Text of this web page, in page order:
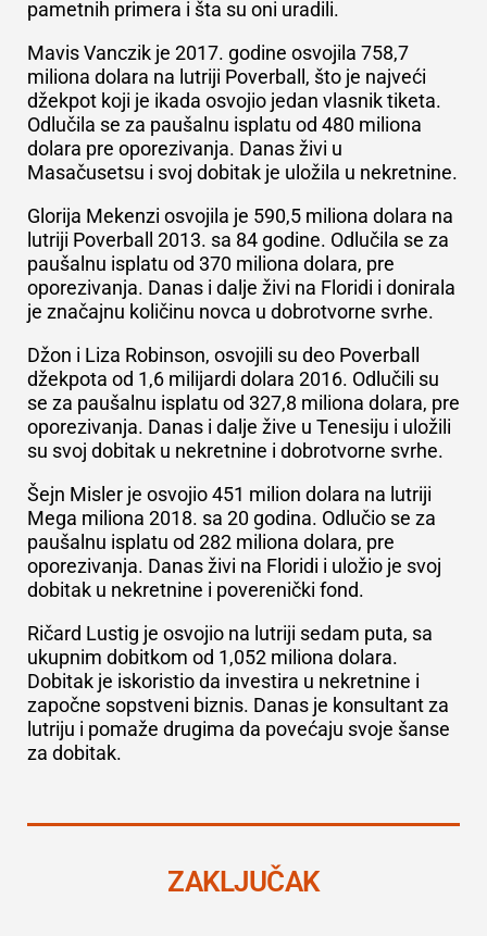
pametnih primera i šta su oni uradili.
Mavis Vanczik je 2017. godine osvojila 758,7
miliona dolara na lutriji Poverball, što je najveći
džekpot koji je ikada osvojio jedan vlasnik tiketa.
Odlučila se za paušalnu isplatu od 480 miliona
dolara pre oporezivanja. Danas živi u
Masačusetsu i svoj dobitak je uložila u nekretnine.
Glorija Mekenzi osvojila je 590,5 miliona dolara na
lutriji Poverball 2013. sa 84 godine. Odlučila se za
paušalnu isplatu od 370 miliona dolara, pre
oporezivanja. Danas i dalje živi na Floridi i donirala
je značajnu količinu novca u dobrotvorne svrhe.
Džon i Liza Robinson, osvojili su deo Poverball
džekpota od 1,6 milijardi dolara 2016. Odlučili su
se za paušalnu isplatu od 327,8 miliona dolara, pre
oporezivanja. Danas i dalje žive u Tenesiju i uložili
su svoj dobitak u nekretnine i dobrotvorne svrhe.
Šejn Misler je osvojio 451 milion dolara na lutriji
Mega miliona 2018. sa 20 godina. Odlučio se za
paušalnu isplatu od 282 miliona dolara, pre
oporezivanja. Danas živi na Floridi i uložio je svoj
dobitak u nekretnine i poverenički fond.
Ričard Lustig je osvojio na lutriji sedam puta, sa
ukupnim dobitkom od 1,052 miliona dolara.
Dobitak je iskoristio da investira u nekretnine i
započne sopstveni biznis. Danas je konsultant za
lutriju i pomaže drugima da povećaju svoje šanse
za dobitak.
ZAKLJUČAK